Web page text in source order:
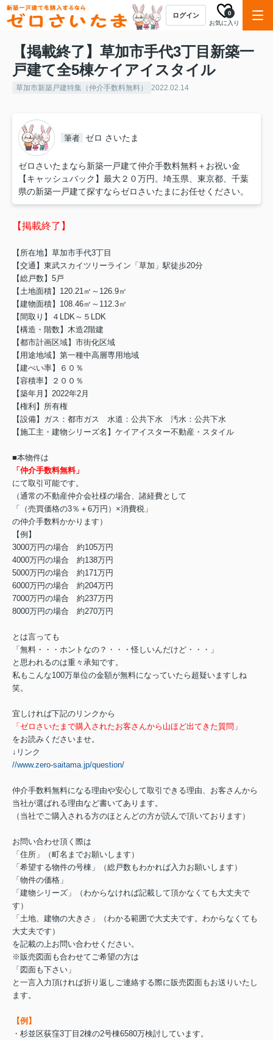
ログイン
お気に入り
0
【掲載終了】草加市手代3丁目新築一
戸建て全5棟ケイアイスタイル
草加市新築戸建特集（仲介手数料無料） 2022.02.14
筆者 ゼロ さいたま
ゼロさいたまなら新築一戸建て仲介手数料無料＋お祝い金
【キャッシュバック】最大２０万円。埼玉県、東京都、千葉
県の新築一戸建て探すならゼロさいたまにお任せください。
【掲載終了】
【所在地】 草加市手代3丁目
【交通】東武スカイツリーライン「草加」駅徒歩20分
【総戸数】5戸
【土地面積】120.21㎡～126.9㎡
【建物面積】108.46㎡～112.3㎡
【間取り】４LDK～５LDK
【構造・階数】木造2階建
【都市計画区域】市街化区域
【用途地域】第一種中高層専用地域
【建ぺい率】６０％
【容積率】２００％
【築年月】2022年2月
【権利】所有権
【設備】ガス：都市ガス 水道：公共下水 汚水：公共下水
【施工主・建物シリーズ名】ケイアイスター不動産・スタイル
■本物件は
「仲介手数料無料」
にて取引可能です。
（通常の不動産仲介会社様の場合、諸経費として
「（売買価格の3％＋6万円）×消費税」
の仲介手数料かかります）
【例】
3000万円の場合 約105万円
4000万円の場合 約138万円
5000万円の場合 約171万円
6000万円の場合 約204万円
7000万円の場合 約237万円
8000万円の場合 約270万円
とは言っても
「無料・・・ホントなの？・・・怪しいんだけど・・・」
と思われるのは重々承知です。
私もこんな100万単位の金額が無料になっていたら超疑いますしね
笑。
宜しければ下記のリンクから
「ゼロさいたまで購入されたお客さんから山ほど出てきた質問」
をお読みくださいませ。
↓リンク
//www.zero-saitama.jp/question/
仲介手数料無料になる理由や安心して取引できる理由、お客さんから
当社が選ばれる理由など書いてあります。
（当社でご購入される方のほとんどの方が読んで頂いております）
お問い合わせ頂く際は
「住所」（町名までお願いします）
「希望する物件の号棟」（総戸数もわかれば入力お願いします）
「物件の価格」
「建物シリーズ」（わからなければ記載して頂かなくても大丈夫で
す）
「土地、建物の大きさ」（わかる範囲で大丈夫です。わからなくても
大丈夫です）
を記載の上お問い合わせください。
※販売図面も合わせてご希望の方は
「図面も下さい」
と一言入力頂ければ折り返しご連絡する際に販売図面もお送りいたし
ます。
【例】
・杉並区荻窪3丁目2棟の2号棟6580万検討しています。